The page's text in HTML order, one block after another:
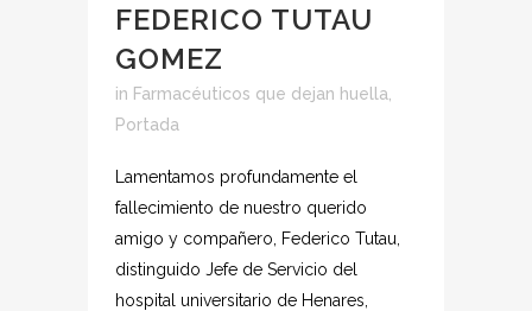
FEDERICO TUTAU
GOMEZ
in Farmacéuticos que dejan huella
Portada
Lamentamos profundamente el
fallecimiento de nuestro querido
amigo y compañero, Federico Tutau,
distinguido Jefe de Servicio del
hospital universitario de Henares,